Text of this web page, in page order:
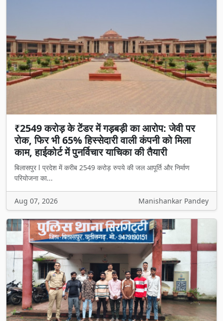
₹2549 करोड़ के टेंडर में गड़बड़ी का आरोप: जेवी पर
रोक, फिर भी 65% हिस्सेदारी वाली कंपनी को मिला
काम, हाईकोर्ट में पुनर्विचार याचिका की तैयारी
बिलासपुर l प्रदेश में करीब 2549 करोड़ रुपये की जल आपूर्ति और निर्माण
परियोजना का...
Aug 07, 2026 Manishankar Pandey